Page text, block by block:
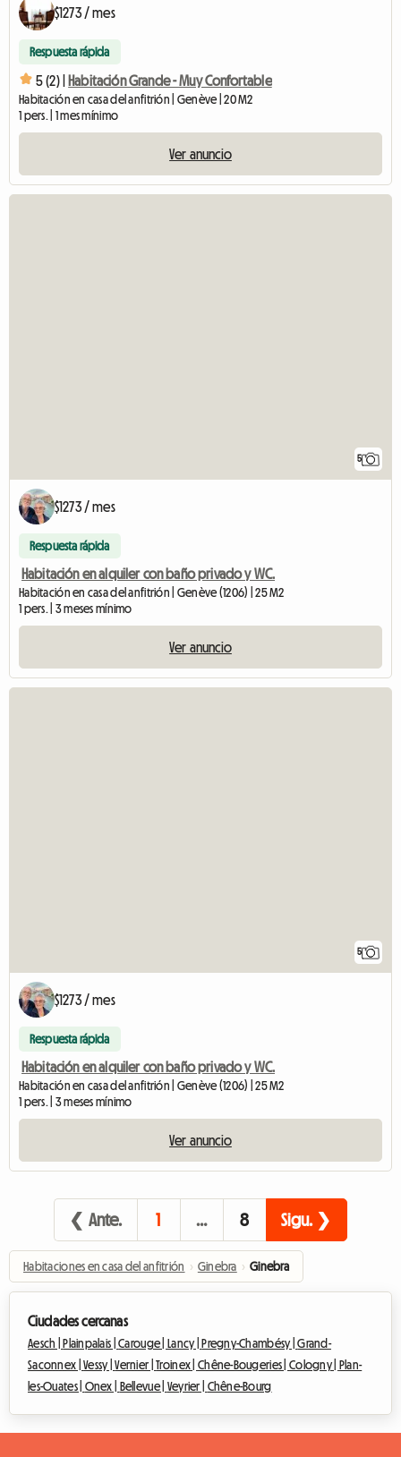
$1273 / mes
Respuesta rápida
5 (2) | Habitación Grande - Muy Confortable
Habitación en casa del anfitrión | Genève | 20 M2
1 pers. | 1 mes mínimo
Ver anuncio
5
$1273 / mes
Respuesta rápida
Habitación en alquiler con baño privado y WC.
Habitación en casa del anfitrión | Genève (1206) | 25 M2
1 pers. | 3 meses mínimo
Ver anuncio
5
$1273 / mes
Respuesta rápida
Habitación en alquiler con baño privado y WC.
Habitación en casa del anfitrión | Genève (1206) | 25 M2
1 pers. | 3 meses mínimo
Ver anuncio
❮ Ante. 1 … 8 Sigu. ❯
Habitaciones en casa del anfitrión › Ginebra › Ginebra
Ciudades cercanas
Aesch | Plainpalais |Carouge | Lancy | Pregny-Chambésy |Grand-
Saconnex |Vessy |Vernier |Troinex | Chêne-Bougeries |Cologny |
Plan-
les-Ouates | Onex | Bellevue | Veyrier | Chêne-Bourg